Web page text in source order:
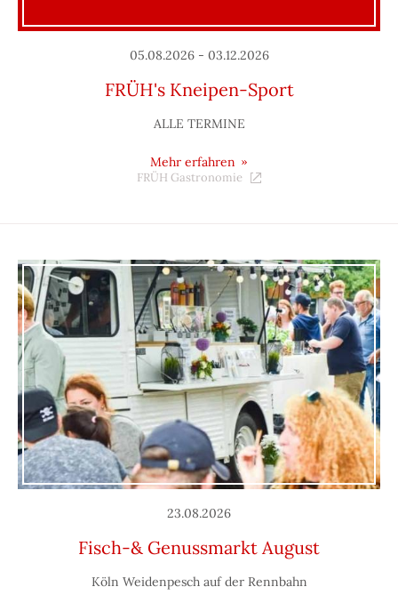
05.08.2026 - 03.12.2026
FRÜH's Kneipen-Sport
ALLE TERMINE
Mehr erfahren
FRÜH Gastronomie
23.08.2026
Fisch-& Genussmarkt August
Köln Weidenpesch auf der Rennbahn